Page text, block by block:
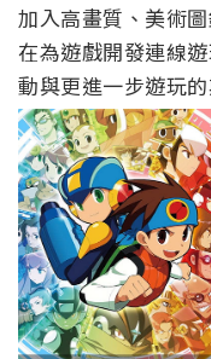
加入高畫質、美術
在為遊戲開發連線
動與更進一步遊玩的